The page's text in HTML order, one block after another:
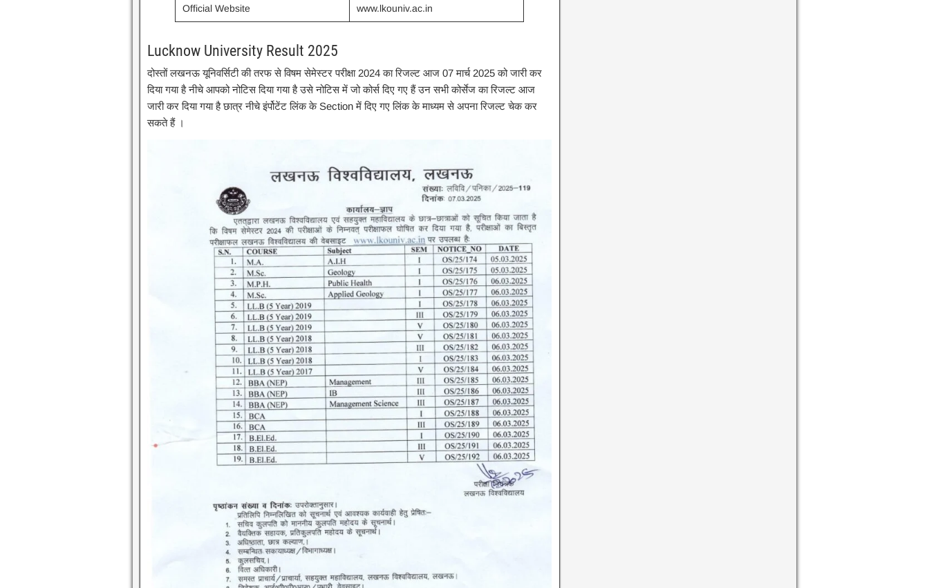
Official Website www.lkouniv.ac.in
Lucknow University Result 2025
दोस्तों लखनऊ यूनिवर्सिटी की तरफ से विषम सेमेस्टर परीक्षा 2024 का रिजल्ट आज 07 मार्च 2025 को जारी कर
दिया गया है नीचे आपको नोटिस दिया गया है उसे नोटिस में जो कोर्स दिए गए हैं उन सभी कोर्सेज का रिजल्ट आज
जारी कर दिया गया है छात्र नीचे इंर्पोटेंट लिंक के Section में दिए गए लिंक के माध्यम से अपना रिजल्ट चेक कर
सकते हैं ।